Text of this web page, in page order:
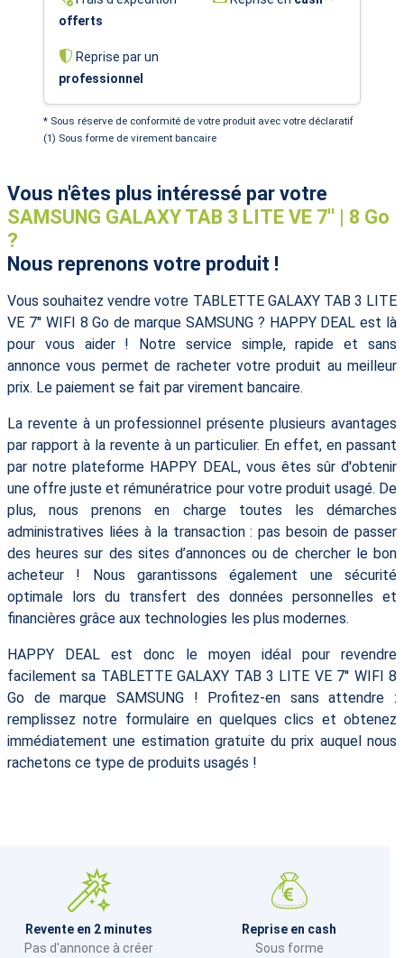
offerts
Reprise par un
professionnel
* Sous réserve de conformité de votre produit avec votre déclaratif
(1) Sous forme de virement bancaire
Vous n'êtes plus intéressé par votre
SAMSUNG GALAXY TAB 3 LITE VE 7'' | 8 Go
?
Nous reprenons votre produit !
Vous souhaitez vendre votre TABLETTE GALAXY TAB 3 LITE
VE 7'' WIFI 8 Go de marque SAMSUNG ? HAPPY DEAL est là
pour vous aider ! Notre service simple, rapide et sans
annonce vous permet de racheter votre produit au meilleur
prix. Le paiement se fait par virement bancaire.
La revente à un professionnel présente plusieurs avantages
par rapport à la revente à un particulier. En effet, en passant
par notre plateforme HAPPY DEAL, vous êtes sûr d'obtenir
une offre juste et rémunératrice pour votre produit usagé. De
plus, nous prenons en charge toutes les démarches
administratives liées à la transaction : pas besoin de passer
des heures sur des sites d’annonces ou de chercher le bon
acheteur ! Nous garantissons également une sécurité
optimale lors du transfert des données personnelles et
financières grâce aux technologies les plus modernes.
HAPPY DEAL est donc le moyen idéal pour revendre
facilement sa TABLETTE GALAXY TAB 3 LITE VE 7'' WIFI 8
Go de marque SAMSUNG ! Profitez-en sans attendre :
remplissez notre formulaire en quelques clics et obtenez
immédiatement une estimation gratuite du prix auquel nous
rachetons ce type de produits usagés !
Revente en 2 minutes
Pas d'annonce à créer
Reprise en cash
Sous forme